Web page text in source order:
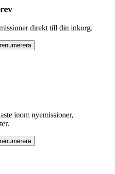
direkt till din inkorg.
inom nyemissioner,